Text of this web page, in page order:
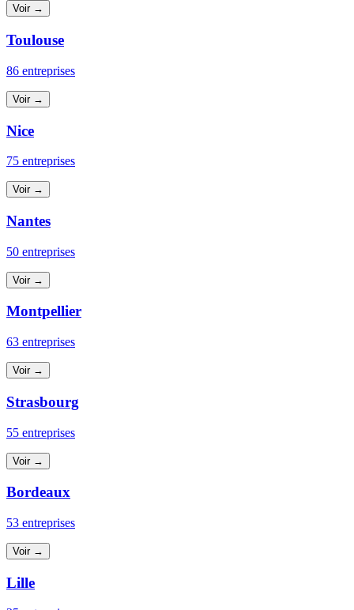
Voir →
Toulouse
86 entreprises
Voir →
Nice
75 entreprises
Voir →
Nantes
50 entreprises
Voir →
Montpellier
63 entreprises
Voir →
Strasbourg
55 entreprises
Voir →
Bordeaux
53 entreprises
Voir →
Lille